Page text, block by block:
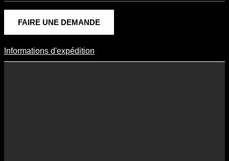
FAIRE UNE DEMANDE
Informations D'expédition
Informations d'expédition